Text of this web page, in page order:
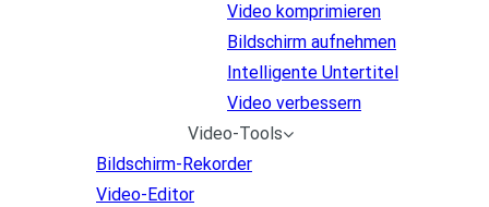
Video komprimieren
Bildschirm aufnehmen
Intelligente Untertitel
Video verbessern
Video-Tools
Bildschirm-Rekorder
Video-Editor